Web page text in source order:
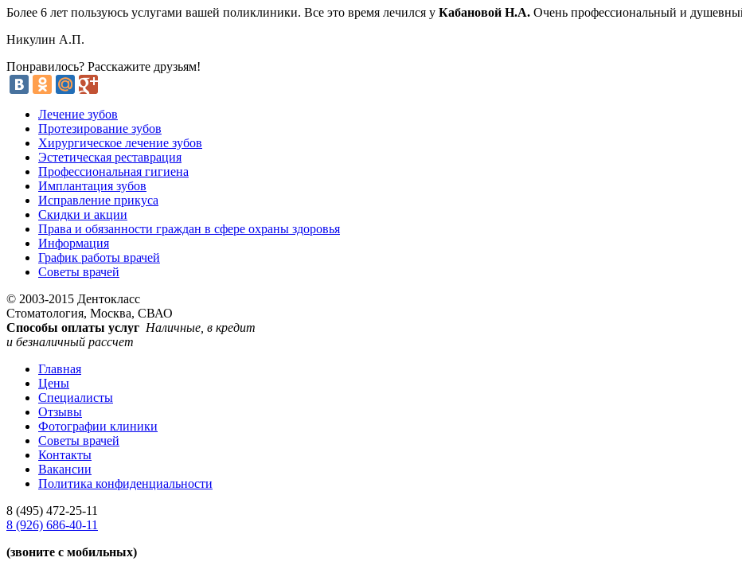
Более 6 лет пользуюсь услугами вашей поликлиники. Все это время лечился у Кабановой Н.А. Очень профессиональный и
Никулин А.П.
Понравилось? Расскажите друзьям!
Лечение зубов
Протезирование зубов
Хирургическое лечение зубов
Эстетическая реставрация
Профессиональная гигиена
Имплантация зубов
Исправление прикуса
Скидки и акции
Права и обязанности граждан в сфере охраны здоровья
Информация
График работы врачей
Советы врачей
© 2003-2015 Дентокласс
Стоматология, Москва, СВАО
Способы оплаты услуг Наличные, в кредит
и безналичный рассчет
Главная
Цены
Специалисты
Отзывы
Фотографии клиники
Советы врачей
Контакты
Вакансии
Политика конфиденциальности
8 (495) 472-25-11
8 (926) 686-40-11
(звоните с мобильных)